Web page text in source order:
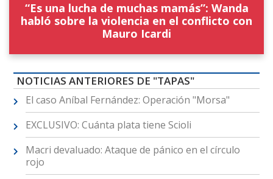
“Es una lucha de muchas mamás”: Wanda
habló sobre la violencia en el conflicto con
Mauro Icardi
NOTICIAS ANTERIORES DE "TAPAS"
El caso Aníbal Fernández: Operación "Morsa"
EXCLUSIVO: Cuánta plata tiene Scioli
Macri devaluado: Ataque de pánico en el círculo
rojo